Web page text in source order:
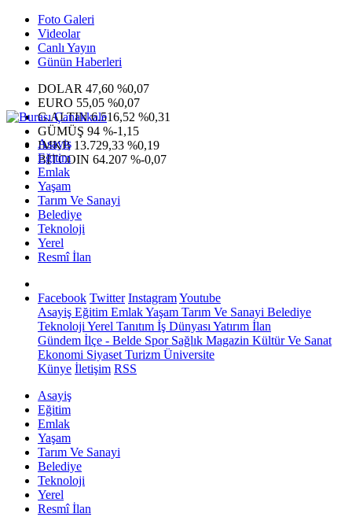
Foto Galeri
Videolar
Canlı Yayın
Günün Haberleri
DOLAR 47,60 %0,07
EURO 55,05 %0,07
G.ALTIN6.516,52 %0,31
GÜMÜŞ 94 %-1,15
IMKB 13.729,33 %0,19
BITCOIN 64.207 %-0,07
Asayiş
Eğitim
Emlak
Yaşam
Tarım Ve Sanayi
Belediye
Teknoloji
Yerel
Resmî İlan
Facebook Twitter InstagramYoutube
Asayiş Eğitim EmlakYaşam Tarım Ve Sanayi Belediye
Teknoloji Yerel Tanıtım İş Dünyası Yatırım İlan
Gündem İlçe - Belde SporSağlık Magazin Kültür Ve Sanat
Ekonomi Siyaset Turizm Üniversite
Künye İletişim RSS
Asayiş
Eğitim
Emlak
Yaşam
Tarım Ve Sanayi
Belediye
Teknoloji
Yerel
Resmî İlan